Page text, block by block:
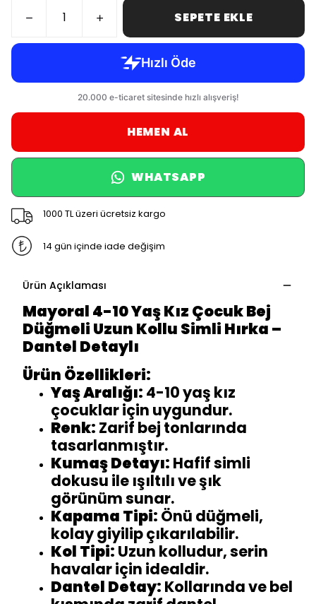
SEPETE EKLE
HEMEN AL
WHATSAPP
1000 TL üzeri ücretsiz kargo
14 gün içinde iade değişim
Ürün Açıklaması
Mayoral 4-10 Yaş Kız Çocuk Bej
Düğmeli Uzun Kollu Simli Hırka –
Dantel Detaylı
Ürün Özellikleri:
Yaş Aralığı: 4-10 yaş kız
çocuklar için uygundur.
Renk: Zarif bej tonlarında
tasarlanmıştır.
Kumaş Detayı: Hafif simli
dokusu ile ışıltılı ve şık
görünüm sunar.
Kapama Tipi: Önü düğmeli,
kolay giyilip çıkarılabilir.
Kol Tipi: Uzun kolludur, serin
havalar için idealdir.
Dantel Detay: Kollarında ve bel